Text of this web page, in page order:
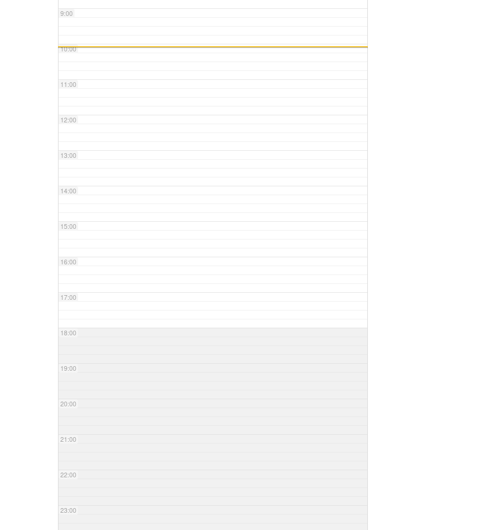
9:00
10:00
11:00
12:00
13:00
14:00
15:00
16:00
17:00
18:00
19:00
20:00
21:00
22:00
23:00